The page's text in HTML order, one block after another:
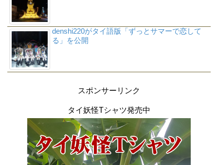
denshi220がタイ語版「ずっとサマーで恋して
る」を公開
スポンサーリンク
タイ妖怪Tシャツ発売中